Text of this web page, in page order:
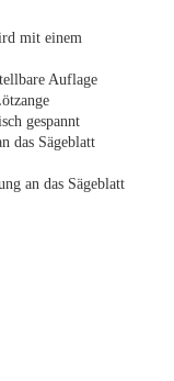
mit einem
Auflage
gespannt
das Sägeblatt
an das Sägeblatt